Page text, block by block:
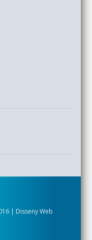
| Disseny Web